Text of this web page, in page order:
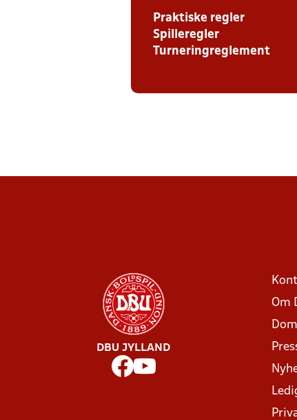
Praktiske regler
Spilleregler
Turneringreglement
DBU JYLLAND
Om